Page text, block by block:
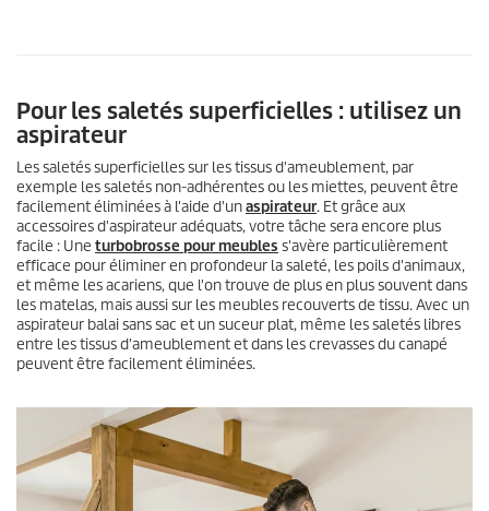
Pour les saletés superficielles : utilisez un
aspirateur
Les saletés superficielles sur les tissus d'ameublement, par
exemple les saletés non-adhérentes ou les miettes, peuvent être
facilement éliminées à l'aide d'unaspirateur. Et grâce aux
accessoires d'aspirateur adéquats, votre tâche sera encore plus
facile : Une turbobrosse pour meubles s'avère particulièrement
efficace pour éliminer en profondeur la saleté, les poils d'animaux,
et même les acariens, que l'on trouve de plus en plus souvent dans
les matelas, mais aussi sur les meubles recouverts de tissu. Avec un
aspirateur balai sans sac et un suceur plat, même les saletés libres
entre les tissus d'ameublement et dans les crevasses du canapé
peuvent être facilement éliminées.